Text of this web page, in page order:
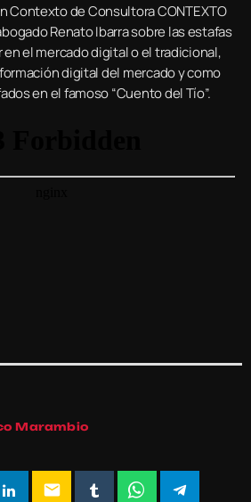
Contexto de Consultora CONTEXTO
Renato Ibarra sobre las estafas
el mercado digital o el tradicional,
digital del mercado y como
en el famoso “Cuento del Tío”.
Marambio
email